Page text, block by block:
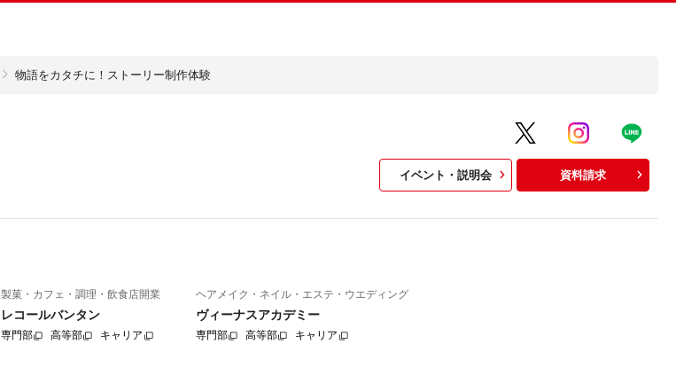
物語をカタチに！ストーリー制作体験
イベント・説明会 資料請求
製菓・カフェ・調理・飲食店開業
レコールバンタン
専門部 高等部 キャリア
ヘアメイク・ネイル・エステ・ウエディング
ヴィーナスアカデミー
専門部 高等部 キャリア